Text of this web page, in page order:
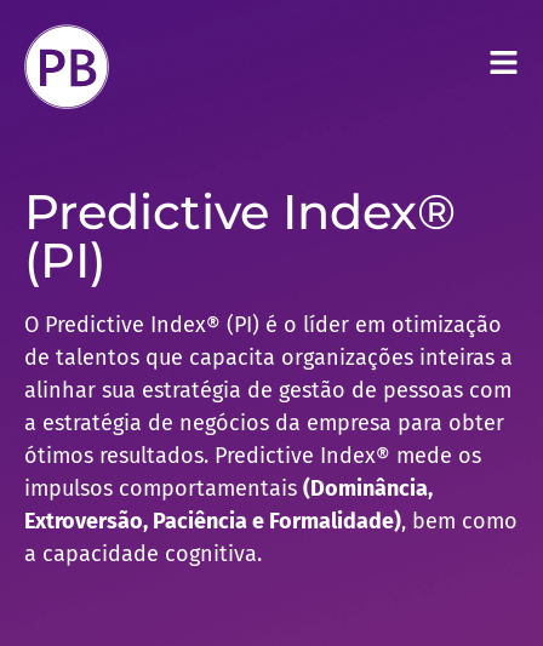
Predictive Index®
(PI)
O Predictive Index® (PI) é o líder em otimização
de talentos que capacita organizações inteiras a
alinhar sua estratégia de gestão de pessoas com
a estratégia de negócios da empresa para obter
ótimos resultados. Predictive Index® mede os
impulsos comportamentais (Dominância,
Extroversão, Paciência e Formalidade), bem como
a capacidade cognitiva.